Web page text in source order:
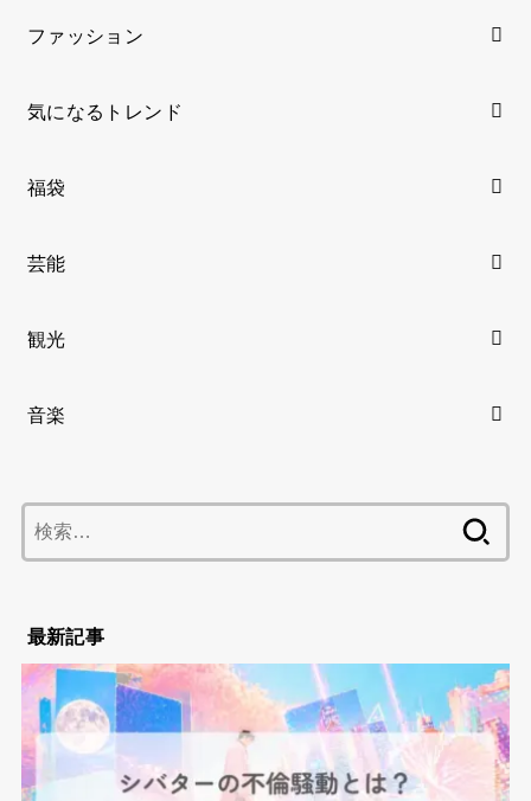
ファッション
気になるトレンド
福袋
芸能
観光
音楽
索:
最新記事